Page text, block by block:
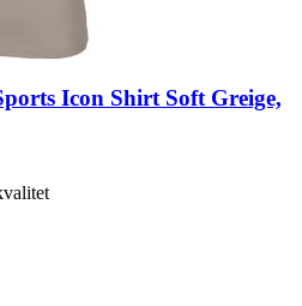
Icon Shirt Soft Greige,